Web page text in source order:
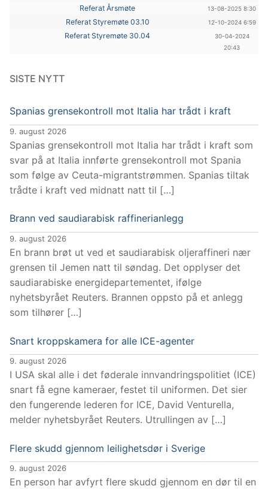
Referat Årsmøte 13-08-2025 8:30
Referat Styremøte 03.10 12-10-2024 6:59
Referat Styremøte 30.04
30-04-2024
20:43
SISTE NYTT
Spanias grensekontroll mot Italia har trådt i kraft
9. august 2026
Spanias grensekontroll mot Italia har trådt i kraft som
svar på at Italia innførte grensekontroll mot Spania
som følge av Ceuta-migrantstrømmen. Spanias tiltak
trådte i kraft ved midnatt natt til […]
Brann ved saudiarabisk raffinerianlegg
9. august 2026
En brann brøt ut ved et saudiarabisk oljeraffineri nær
grensen til Jemen natt til søndag. Det opplyser det
saudiarabiske energidepartementet, ifølge
nyhetsbyrået Reuters. Brannen oppsto på et anlegg
som tilhører […]
Snart kroppskamera for alle ICE-agenter
9. august 2026
I USA skal alle i det føderale innvandringspolitiet (ICE)
snart få egne kameraer, festet til uniformen. Det sier
den fungerende lederen for ICE, David Venturella,
melder nyhetsbyrået Reuters. Utrullingen av […]
Flere skudd gjennom leilighetsdør i Sverige
9. august 2026
En person har avfyrt flere skudd gjennom en dør til en